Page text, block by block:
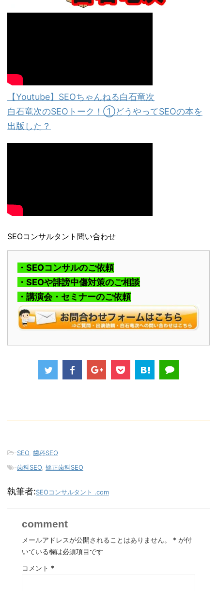
【Youtube】SEOちゃんねる白石竜次
白石竜次のSEOトーク！①どうやってSEOの本を
出版した？
SEOコンサルタント問い合わせ
・SEOコンサルのご依頼
・SEOや誹謗中傷対策のご相談
・講演会・セミナーのご依頼
-SEO, 歯科SEO
-歯科SEO, 矯正歯科SEO
執筆者:SEOコンサルタント .com
comment
メールアドレスが公開されることはありません。 * が付
いている欄は必須項目です
コメント *